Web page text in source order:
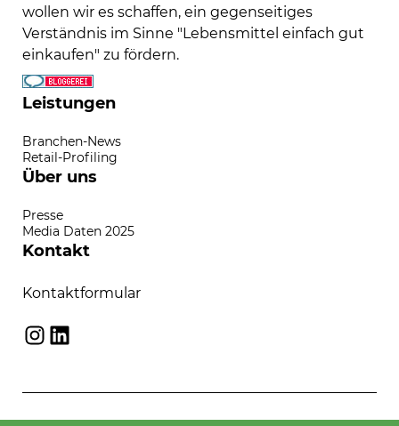
wollen wir es schaffen, ein gegenseitiges
Verständnis im Sinne "Lebensmittel einfach gut
einkaufen" zu fördern.
Leistungen
Branchen-News
Retail-Profiling
Über uns
Presse
Media Daten 2025
Kontakt
Kontaktformular
Instagram
LinkedIn